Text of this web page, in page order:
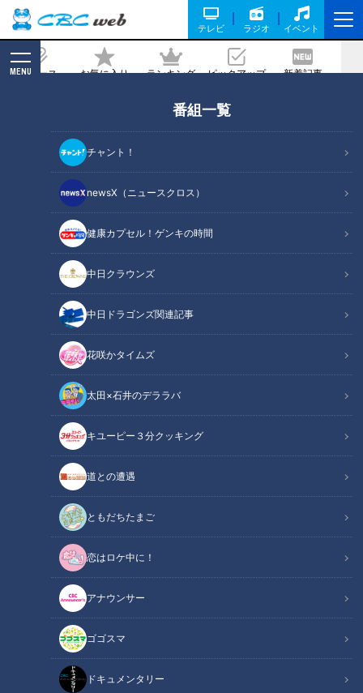
テレビ ラジオ イベント
ニュース お気に入り ランキング ピックアップ 新着記事
MENU
番組一覧
チャント！
newsX（ニュースクロス）
健康カプセル！ゲンキの時間
中日クラウンズ
中日ドラゴンズ関連記事
花咲かタイムズ
太田×石井のデララバ
キユーピー３分クッキング
道との遭遇
ともだちたまご
恋はロケ中に！
アナウンサー
ゴゴスマ
ドキュメンタリー
た日本人～命の鼓動が伝える感動の発明
記事に戻る
CBCテレビ：画像『写真AC』より
この記事の画像（全3枚）